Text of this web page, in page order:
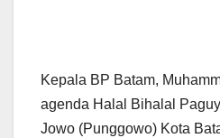
Kepala BP Batam,
agenda Halal Bihalal
Jowo (Punggowo) Kota